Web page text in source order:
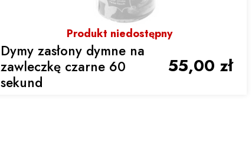
Produkt niedostępny
Dymy zasłony dymne na
zawleczkę czarne 60
sekund
55,00 zł